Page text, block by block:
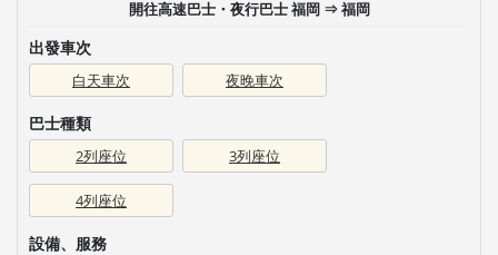
開往高速巴士・夜行巴士 福岡 ⇒ 福岡
出發車次
白天車次 夜晚車次
巴士種類
2列座位 3列座位
4列座位
設備、服務